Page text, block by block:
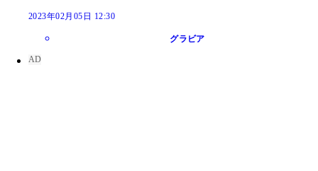
2023年02月05日 12:30
グラビア